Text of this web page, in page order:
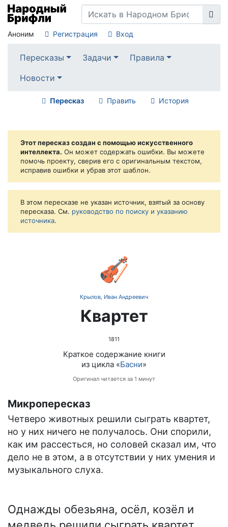
Аноним Регистрация Вход
Пересказы Задачи
Правила
Новости
Пересказ Править История
Этот пересказ создан с помощью искусственного
интеллекта. Он может содержать ошибки. Вы можете
помочь проекту, сверив его с оригинальным текстом,
исправив ошибки и убрав этот шаблон.
В этом пересказе не указан источник, взятый за основу
пересказа. См. руководство по поиску и указанию
источника.
🎻
Крылов, Иван Андреевич
Квартет
1811
Краткое содержание книги
из цикла «Басни»
Оригинал читается за 1 минут
Микропересказ
Четверо животных решили сыграть квартет,
но у них ничего не получалось. Они спорили,
как им рассесться, но соловей сказал им, что
дело не в этом, а в отсутствии у них умения и
музыкального слуха.
Однажды обезьяна, осёл, козёл и